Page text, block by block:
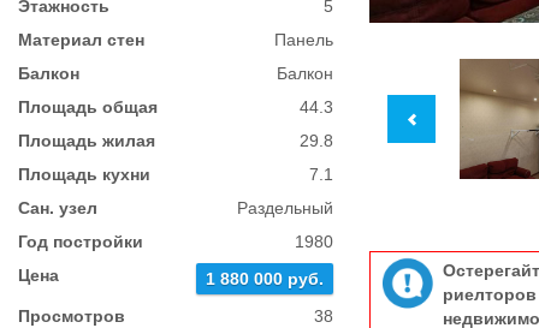
Этажность
5
Материал стен
Панель
Балкон
Балкон
Площадь общая
44.3
Площадь жилая
29.8
Площадь кухни
7.1
Сан. узел
Раздельный
Год постройки
1980
Цена
1 880 000 руб.
Просмотров
38